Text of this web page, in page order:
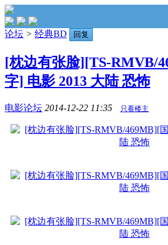
论坛 > 经典BD 回复
[枕边有张脸][TS-RMVB/
字] 电影 2013 大陆 恐怖
电影论坛 2014-12-22 11:35 只看楼主